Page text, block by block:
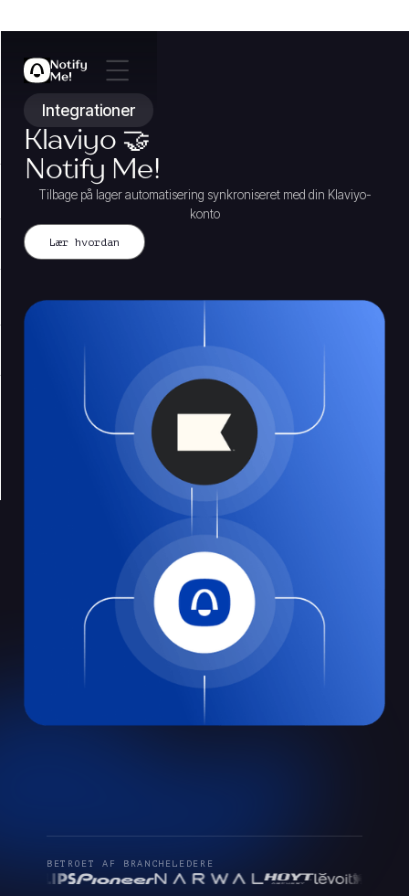
Integrationer
Klaviyo 🤝
Notify Me!
Tilbage på lager automatisering synkroniseret med din Klaviyo-
konto
Lær hvordan
BETROET AF BRANCHELEDERE